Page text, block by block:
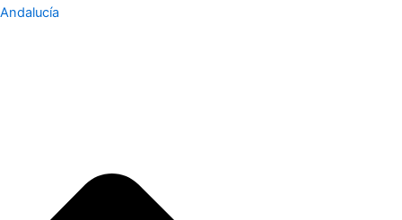
Andalucía